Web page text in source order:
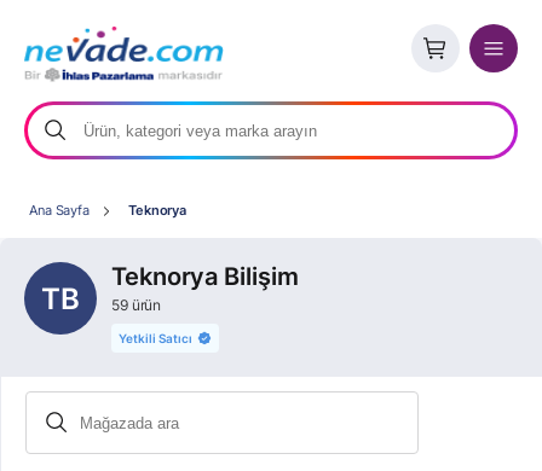
Ana Sayfa Teknorya
TB
Teknorya Bilişim
59 ürün
Yetkili Satıcı